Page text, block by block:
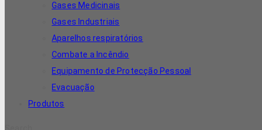
Gases Medicinais
Gases Industriais
Aparelhos respiratórios
Combate a Incêndio
Equipamento de Protecção Pessoal
Evacuação
Produtos